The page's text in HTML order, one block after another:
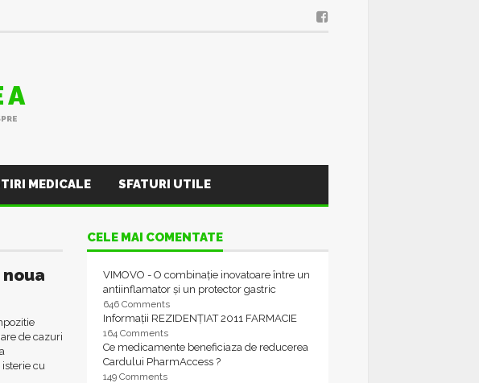
MEDICALE SFATURI UTILE
de cazuri
cu
CELE MAI COMENTATE
VIMOVO - O combinație inovatoare între un
antiinflamator și un protector gastric
646 Comments
Informații REZIDENȚIAT 2011 FARMACIE
164 Comments
Ce medicamente beneficiaza de reducerea
Cardului PharmAccess ?
149 Comments